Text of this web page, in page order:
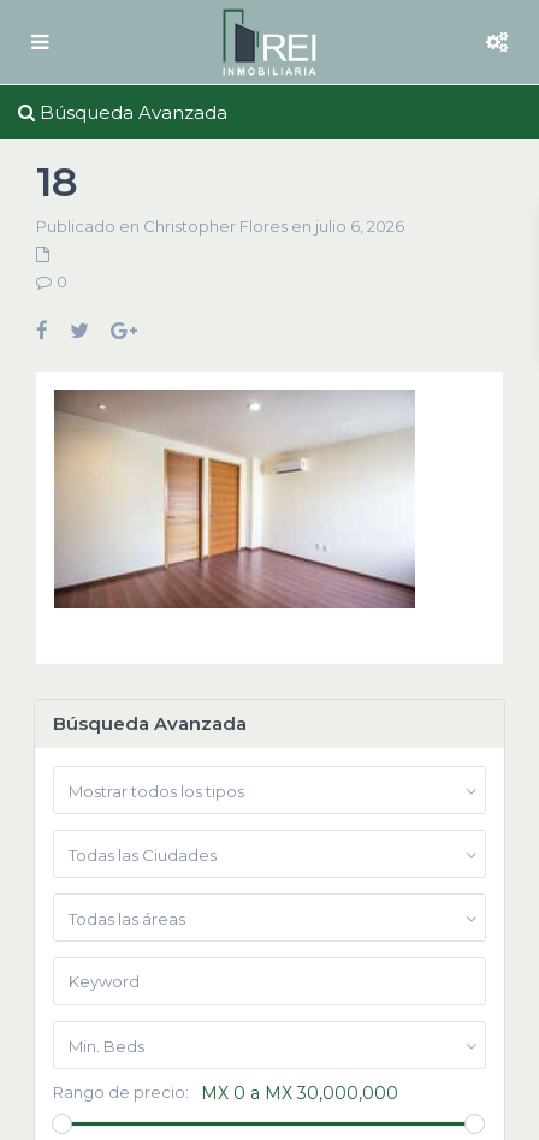
Búsqueda Avanzada
18
Publicado en Christopher Flores en julio 6, 2026
0
Búsqueda Avanzada
Mostrar todos los tipos
Todas las Ciudades
Todas las áreas
Min. Beds
Rango de precio: MX 0 a MX 30,000,000